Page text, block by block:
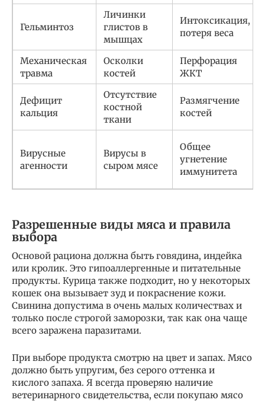
Гельминтоз
Личинки
глистов в
мышцах
Интоксикация,
потеря веса
Механическая
травма
Осколки
костей
Перфорация
ЖКТ
Дефицит
кальция
Отсутствие
костной
ткани
Размягчение
костей
Вирусные
агенности
Вирусы в
сыром мясе
Общее
угнетение
иммунитета
Разрешенные виды мяса и правила
выбора
Основой рациона должна быть говядина, индейка
или кролик. Это гипоаллергенные и питательные
продукты. Курица также подходит, но у некоторых
кошек она вызывает зуд и покраснение кожи.
Свинина допустима в очень малых количествах и
только после строгой заморозки, так как она чаще
всего заражена паразитами.
При выборе продукта смотрю на цвет и запах. Мясо
должно быть упругим, без серого оттенка и
кислого запаха. Я всегда проверяю наличие
ветеринарного свидетельства, если покупаю мясо